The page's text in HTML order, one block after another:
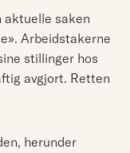
aktuelle saken
Arbeidstakerne
stillinger hos
avgjort. Retten
herunder